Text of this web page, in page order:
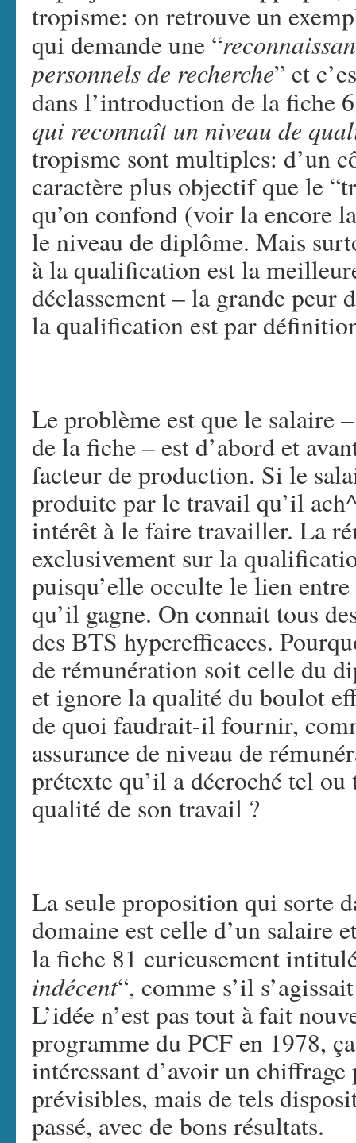
tropisme: on retrouve un
qui demande une “
personnels de recherche” et
dans l’introduction de la fiche
qui reconnaît un niveau de
tropisme sont multiples: d’un
caractère plus objectif que le
qu’on confond (voir la encore
le niveau de diplôme. Mais
à la qualification est la
déclassement – la grande peur
la qualification est par
Le problème est que le salaire
de la fiche – est d’abord et
facteur de production. Si le
produite par le travail qu’il
intérêt à le faire travailler. La
exclusivement sur la
puisqu’elle occulte le lien
qu’il gagne. On connait tous
des BTS hyperefficaces.
de rémunération soit celle du
et ignore la qualité du boulot
de quoi faudrait-il fournir,
assurance de niveau de
prétexte qu’il a décroché tel
qualité de son travail ?
La seule proposition qui sorte
domaine est celle d’un salaire
la fiche 81 curieusement
indécent“, comme s’il
L’idée n’est pas tout à fait
programme du PCF en 1978,
intéressant d’avoir un chiffrage
prévisibles, mais de tels
passé, avec de bons résultats.